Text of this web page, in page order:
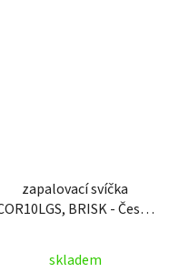
zapalovací svíčka
BRISK - Česká
skladem